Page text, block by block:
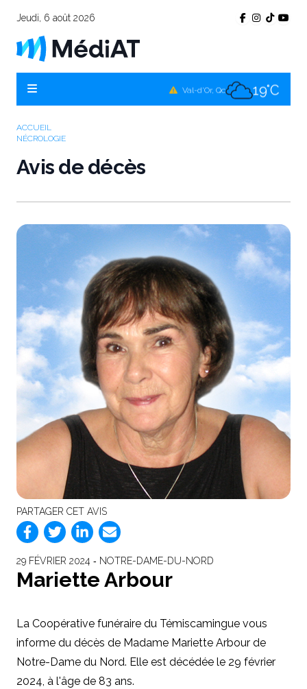
Jeudi, 6 août 2026
Val-d'Or, Qc 19°C
ACCUEIL
NÉCROLOGIE
Avis de décès
PARTAGER CET AVIS
29 FÉVRIER 2024 ‐ NOTRE-DAME-DU-NORD
Mariette Arbour
La Coopérative funéraire du Témiscamingue vous
informe du décès de Madame Mariette Arbour de
Notre-Dame du Nord. Elle est décédée le 29 février
2024, à l'âge de 83 ans.